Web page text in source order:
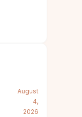
August
4,
2026